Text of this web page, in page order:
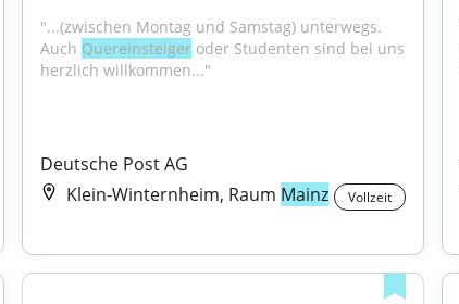
"...(zwischen Montag und Samstag) unterwegs.
Auch Quereinsteiger oder Studenten sind bei uns
herzlich willkommen..."
Deutsche Post AG
Klein-Winternheim, Raum Mainz Vollzeit